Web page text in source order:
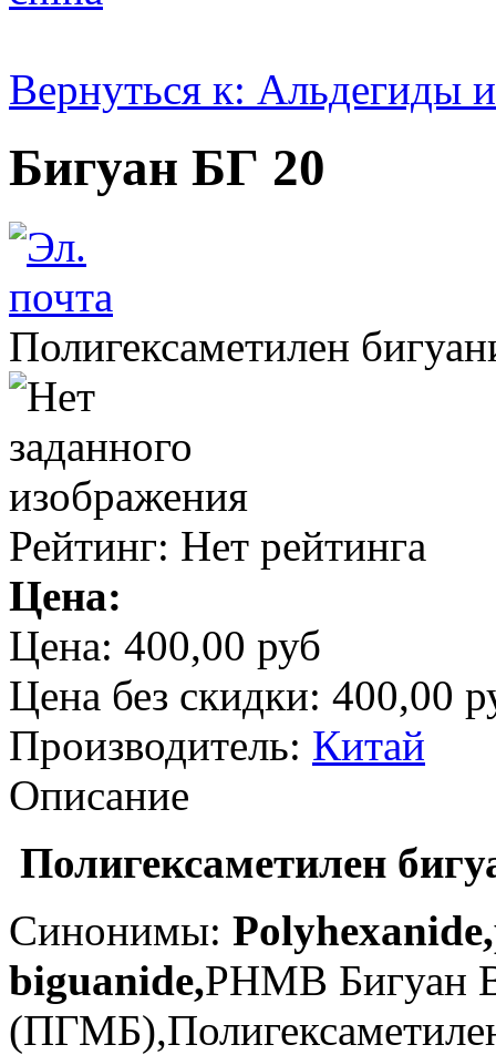
Вернуться к: Альдегиды
Бигуан БГ 20
Полигексаметилен
Рейтинг: Нет рейтинга
Цена:
Цена: 400,00 руб
Цена без скидки: 400,00
Производитель: Китай
Описание
Полигексаметилен
Синонимы:
biguanide,PHMB Бигуан